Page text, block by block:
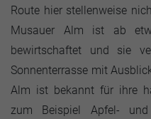
Route hier stellenweise
Musauer Alm ist ab
bewirtschaftet und sie
Sonnenterrasse mit
Alm ist bekannt für ihre
zum Beispiel Apfel- und